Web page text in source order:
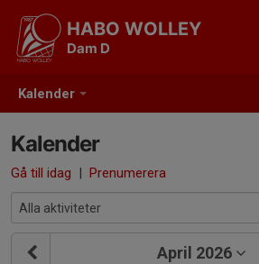
Kalender
HABO WOLLEY
Dam D
Kalender
Gå till idag | Prenumerera
April 2026